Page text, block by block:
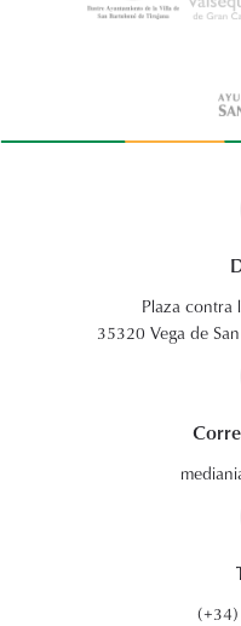
Plaza contra
35320 Vega de